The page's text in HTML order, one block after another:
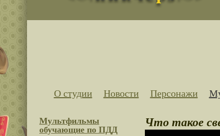
О студии Новости Персонажи
Что такое
Мультфильмы
обучающие по ПДД